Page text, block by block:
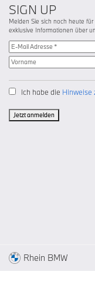
SIGN UP
Melden Sie sich noch heute
exklusive Informationen über
Ich habe die Hinweise
Jetzt anmelden
Rhein BMW